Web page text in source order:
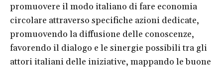
promuovere il modo italiano di fare economia
circolare attraverso specifiche azioni dedicate,
promuovendo la diffusione delle conoscenze,
favorendo il dialogo e le sinergie possibili tra gli
attori italiani delle iniziative, mappando le buone